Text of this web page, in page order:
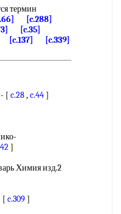
термин
[c.288]
[c.35]
[c.137]
[c.339]
[ c.28,c.44]
]
Химия изд.2
[ c.309]